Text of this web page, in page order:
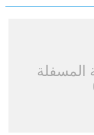
المسفلة